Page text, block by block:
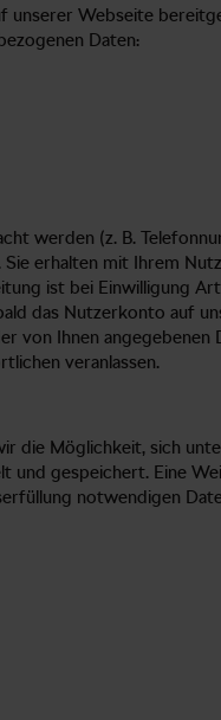
Webseite
Daten:
werden (z. B.
erhalten mit Ihrem
ist bei Einwilligung
das Nutzerkonto auf
von Ihnen
veranlassen.
die Möglichkeit, sich
und gespeichert. Eine
notwendigen